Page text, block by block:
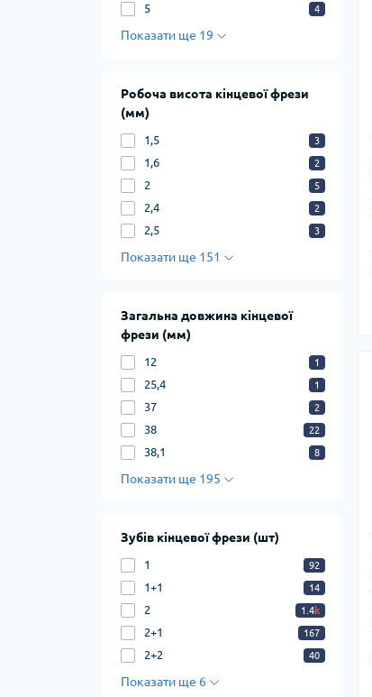
5 4
Показати ще 19
Робоча висота кінцевої фрези
(мм)
1,5 3
1,6 2
2 5
2,4 2
2,5 3
Показати ще 151
Загальна довжина кінцевої
фрези (мм)
12 1
25,4 1
37 2
38 22
38,1 8
Показати ще 195
Зубів кінцевої фрези (шт)
1 92
1+1 14
2 1.4k
2+1 167
2+2 40
Показати ще 6